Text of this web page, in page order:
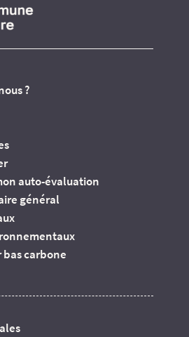
?
auto-évaluation
général
carbone